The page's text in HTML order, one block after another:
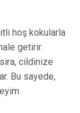
hoş kokularla
getirir.
cildinize
Bu sayede,